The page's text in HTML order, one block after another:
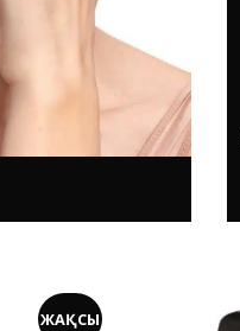
ЖАҚСЫ